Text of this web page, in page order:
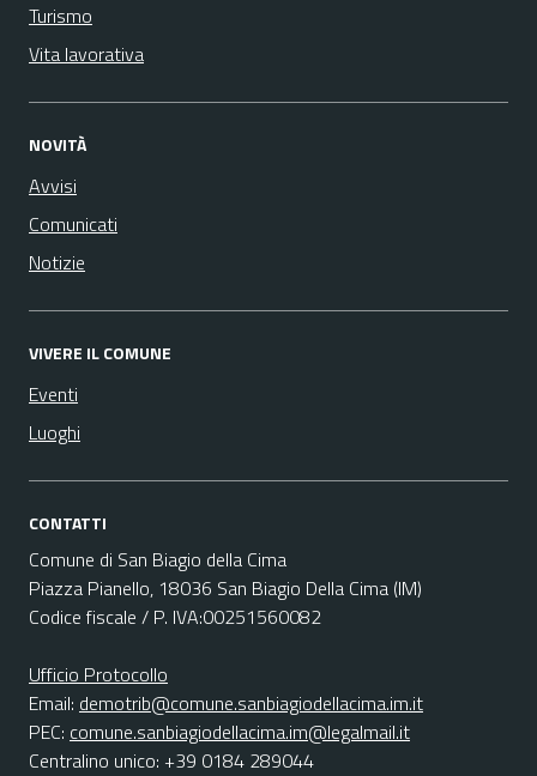
Turismo
Vita lavorativa
NOVITÀ
Avvisi
Comunicati
Notizie
VIVERE IL COMUNE
Eventi
Luoghi
CONTATTI
Comune di San Biagio della Cima
Piazza Pianello, 18036 San Biagio Della Cima (IM)
Codice fiscale / P. IVA:00251560082
Ufficio Protocollo
Email: demotrib@comune.sanbiagiodellacima.im.it
PEC: comune.sanbiagiodellacima.im@legalmail.it
Centralino unico: +39 0184 289044